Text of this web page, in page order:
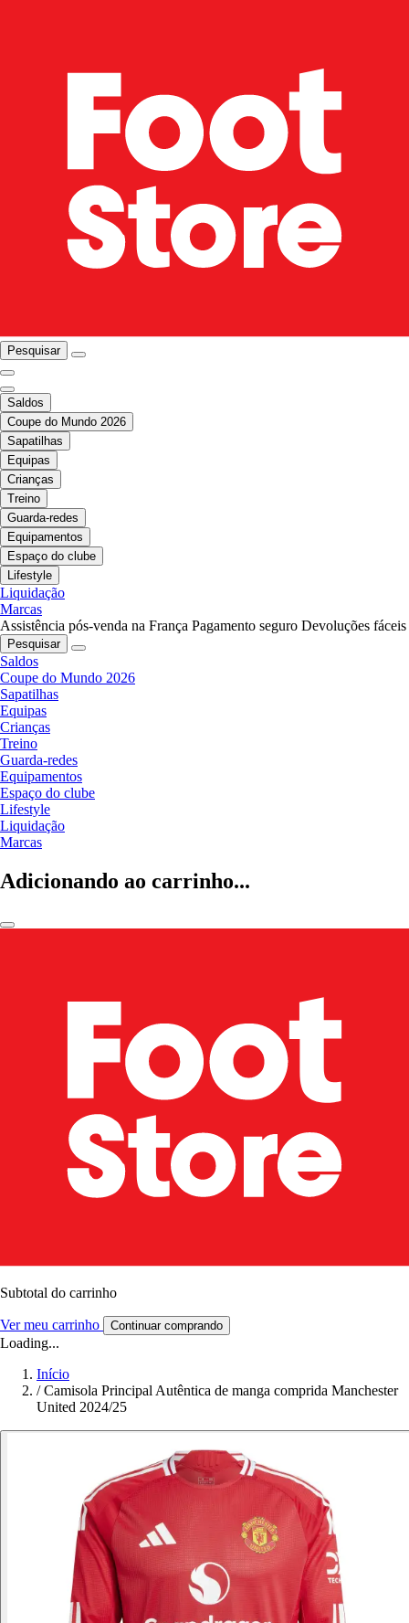
Pesquisar
Saldos
Coupe do Mundo 2026
Sapatilhas
Equipas
Crianças
Treino
Guarda-redes
Equipamentos
Espaço do clube
Lifestyle
Liquidação
Marcas
Assistência pós-venda na França Pagamento seguro Devoluções fáceis
Pesquisar
Saldos
Coupe do Mundo 2026
Sapatilhas
Equipas
Crianças
Treino
Guarda-redes
Equipamentos
Espaço do clube
Lifestyle
Liquidação
Marcas
Adicionando ao carrinho...
Subtotal do carrinho
Ver meu carrinho Continuar comprando
Loading...
Início
/ Camisola Principal Autêntica de manga comprida Manchester
United 2024/25